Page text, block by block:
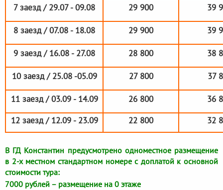
7 заезд / 29.07 - 09.08 29 900 39
8 заезд / 07.08 - 18.08 29 900 39
9 заезд / 16.08 - 27.08 28 800 38
10 заезд / 25.08 -05.09 27 800 37
11 заезд / 03.09 - 14.09 26 800
36
12 заезд / 12.09 - 23.09
22 800 32
В ГД Константин предусмотрено одноместное размещение
в 2-х местном стандартном номере с доплатой к основной
стоимости тура:
7000 рублей – размещение на 0 этаже